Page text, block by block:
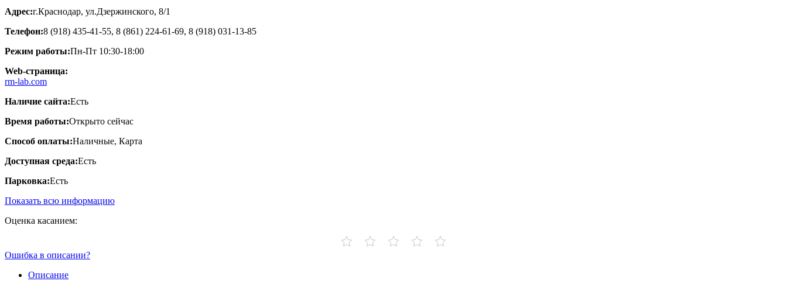
Адрес:г.Краснодар, ул.Дзержинского, 8/1
Телефон:8 (918) 435-41-55, 8 (861) 224-61-69, 8 (918) 031-13-85
Режим работы:Пн-Пт 10:30-18:00
Web-страница:
rm-lab.com
Наличие сайта:Есть
Время работы:Открыто сейчас
Способ оплаты:Наличные, Карта
Доступная среда:Есть
Парковка:Есть
Показать всю информацию
Оценка касанием:
Ошибка в описании?
Описание